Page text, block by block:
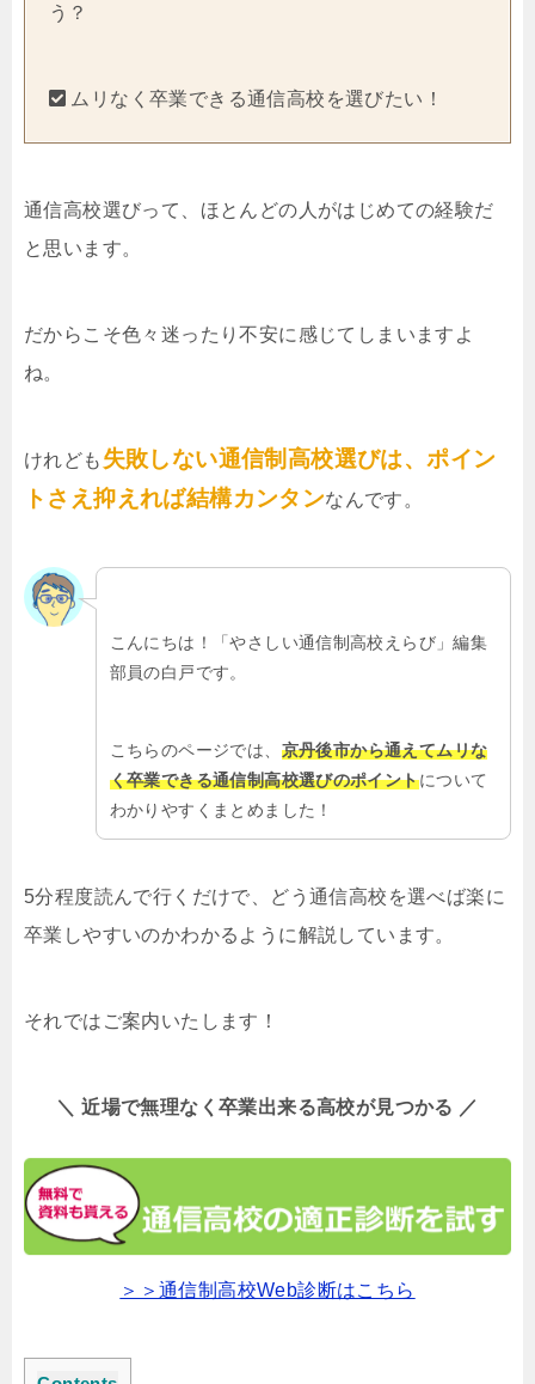
う？
ムリなく卒業できる通信高校を選びたい！
通信高校選びって、ほとんどの人がはじめての経験だ
と思います。
だからこそ色々迷ったり不安に感じてしまいますよ
ね。
けれども 失敗しない通信制高校選びは、ポイン
トさえ抑えれば結構カンタンなんです。
こんにちは！「やさしい通信制高校えらび」編集
部員の白戸です。
こちらのページでは、 京丹後市から通えてムリな
く卒業できる通信制高校選びのポイントについて
わかりやすくまとめました！
5分程度読んで行くだけで、どう通信高校を選べば楽に
卒業しやすいのかわかるように解説しています。
それではご案内いたします！
＼ 近場で無理なく卒業出来る高校が見つかる ／
＞＞通信制高校Web診断はこちら